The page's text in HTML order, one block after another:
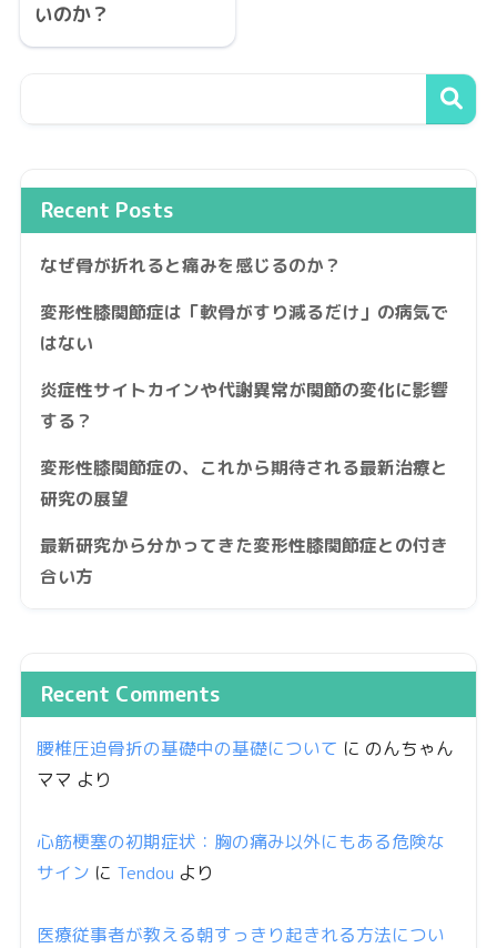
いのか？
Recent Posts
なぜ骨が折れると痛みを感じるのか？
変形性膝関節症は「軟骨がすり減るだけ」の病気で
はない
炎症性サイトカインや代謝異常が関節の変化に影響
する？
変形性膝関節症の、これから期待される最新治療と
研究の展望
最新研究から分かってきた変形性膝関節症との付き
合い方
Recent Comments
腰椎圧迫骨折の基礎中の基礎について に のんちゃん
ママ より
心筋梗塞の初期症状：胸の痛み以外にもある危険な
サイン に Tendou より
医療従事者が教える朝すっきり起きれる方法につい